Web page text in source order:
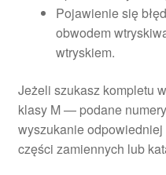
Pojawienie się
obwodem
wtryskiem.
Jeżeli szukasz kompletu
klasy M — podane
wyszukanie
części zamiennych lub